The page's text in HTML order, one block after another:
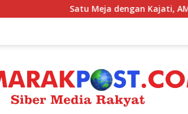
Satu Meja dengan Kajati, AMJ Perkuat